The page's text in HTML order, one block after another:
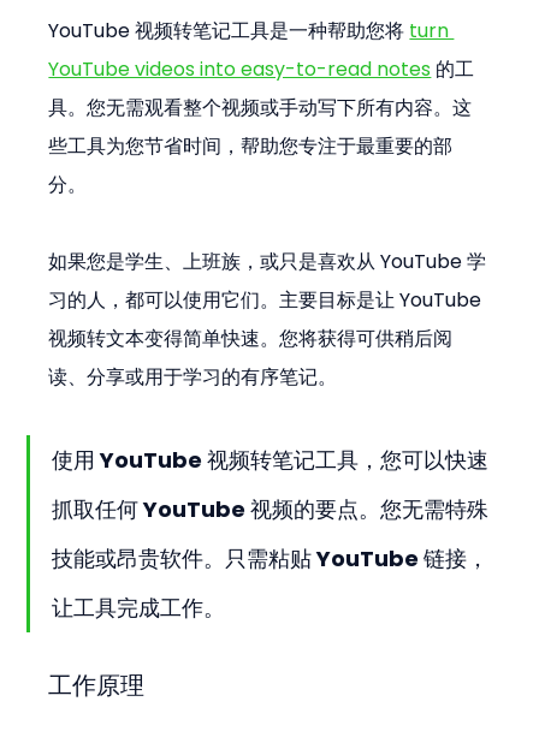
YouTube 视频转笔记工具是一种帮助您将 turn
YouTube videos into easy-to-read notes 的工
具。您无需观看整个视频或手动写下所有内容。这
些工具为您节省时间，帮助您专注于最重要的部
分。
如果您是学生、上班族，或只是喜欢从 YouTube 学
习的人，都可以使用它们。主要目标是让 YouTube
视频转文本变得简单快速。您将获得可供稍后阅
读、分享或用于学习的有序笔记。
使用 YouTube 视频转笔记工具，您可以快速
抓取任何 YouTube 视频的要点。您无需特殊
技能或昂贵软件。只需粘贴 YouTube 链接，
让工具完成工作。
工作原理